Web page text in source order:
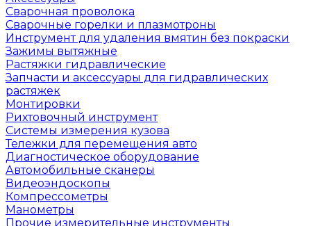
Сварочная проволока
Сварочные горелки и плазмотроны
Инструмент для удаления вмятин без покраски
Зажимы вытяжные
Растяжки гидравлические
Запчасти и аксессуары для гидравлических
растяжек
Монтировки
Рихтовочный инструмент
Системы измерения кузова
Тележки для перемещения авто
Диагностическое оборудование
Автомобильные сканеры
Видеоэндоскопы
Компрессометры
Манометры
Прочие измерительные инструменты